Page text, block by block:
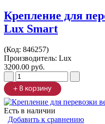
Крепление для
Lux Smart
(Код: 846257)
Производитель: Lux
3200.00 руб.
Есть в наличии
Добавить к сравнению